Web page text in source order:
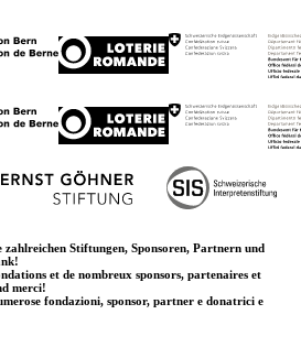
zahlreichen Stiftungen, Sponsoren, Partnern und
et de nombreux sponsors, partenaires et
merci!
fondazioni, sponsor, partner e donatrici e